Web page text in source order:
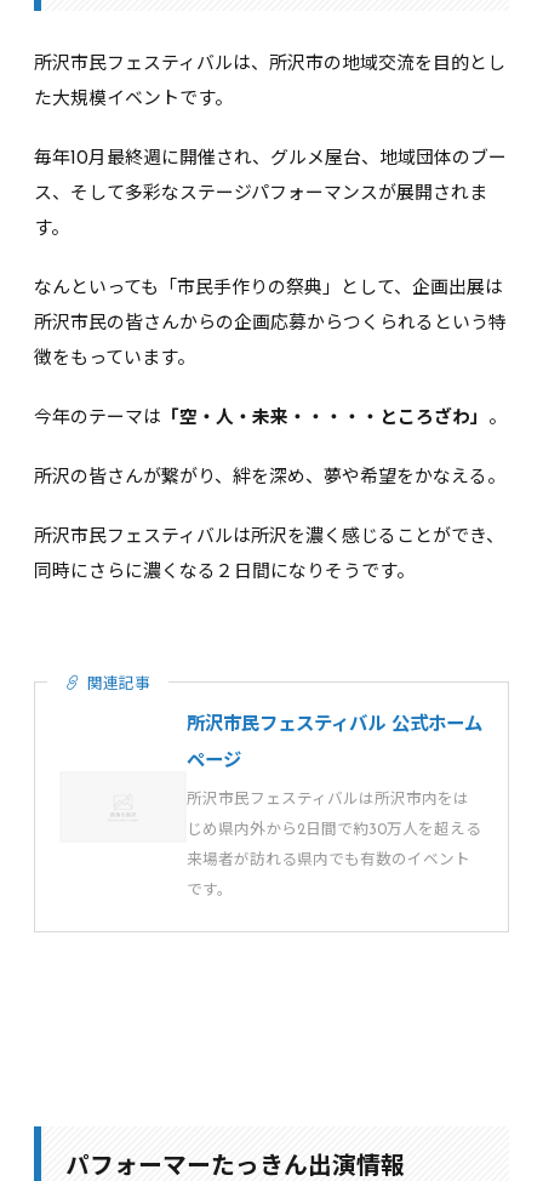
所沢市民フェスティバルは、所沢市の地域交流を目的とし
た大規模イベントです。
毎年10月最終週に開催され、グルメ屋台、地域団体のブー
ス、そして多彩なステージパフォーマンスが展開されま
す。
なんといっても「市民手作りの祭典」として、企画出展は
所沢市民の皆さんからの企画応募からつくられるという特
徴をもっています。
今年のテーマは 「空・人・未来・・・・・ところざわ」 。
所沢の皆さんが繋がり、絆を深め、夢や希望をかなえる。
所沢市民フェスティバルは所沢を濃く感じることができ、
同時にさらに濃くなる２日間になりそうです。
関連記事
所沢市民フェスティバル 公式ホーム
ページ
所沢市民フェスティバルは所沢市内をは
じめ県内外から2日間で約30万人を超える
来場者が訪れる県内でも有数のイベント
です。
パフォーマーたっきん出演情報